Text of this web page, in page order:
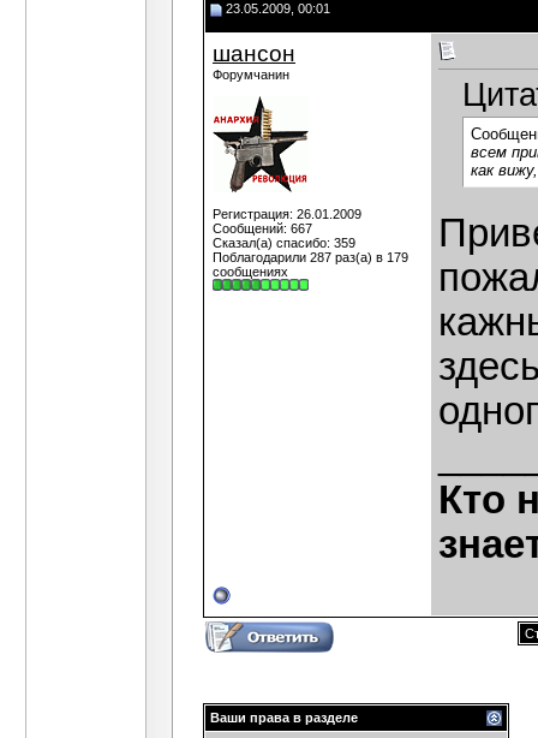
23.05.2009, 00:01
шансон
Форумчанин
Регистрация: 26.01.2009
Сообщений: 667
Сказал(а) спасибо: 359
Поблагодарили 287 раз(а) в 179
сообщениях
всем
как
Кто
Ваши права в разделе